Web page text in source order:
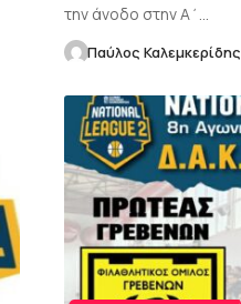
την άνοδο στην Α΄…
Παύλος Καλεμκερίδης